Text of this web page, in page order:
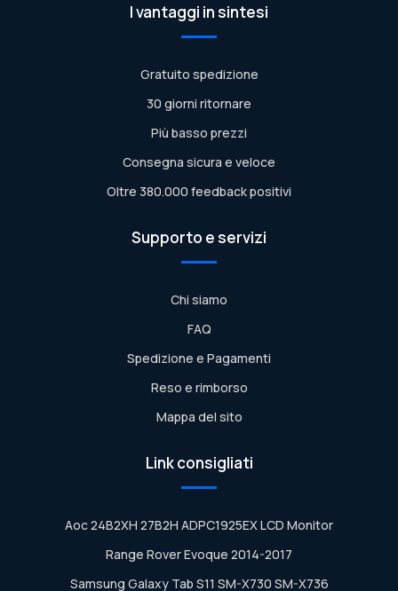
I vantaggi in sintesi
Gratuito spedizione
30 giorni ritornare
Più basso prezzi
Consegna sicura e veloce
Oltre 380.000 feedback positivi
Supporto e servizi
Chi siamo
FAQ
Spedizione e Pagamenti
Reso e rimborso
Mappa del sito
Link consigliati
Aoc 24B2XH 27B2H ADPC1925EX LCD Monitor
Range Rover Evoque 2014-2017
Samsung Galaxy Tab S11 SM-X730 SM-X736